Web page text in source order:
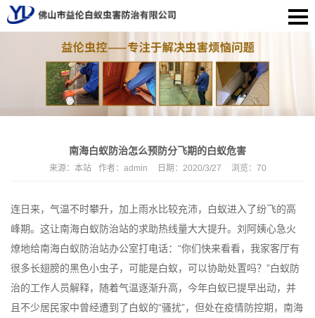
南海白蚁防治怎么预防分飞期的白蚁危害
来源： 本站 作者： admin 日期： 2020/3/27 浏览： 70
连日来，气温不时攀升，加上雨水比较充沛，白蚁进入了纷飞的高
峰期。这让南海白蚁防治站的求助热线量大大提升。刘阿姨心急火
燎地给南海白蚁防治站办公室打电话：“你们快来看看，我家客厅有
很多长翅膀的黑色小虫子，可能是白蚁，可以协助处置吗？”白蚁防
治的工作人员解释，随着气温逐渐升高，今年白蚁已提早出动，并
且不少居民家中曾经遭到了白蚁的“骚扰”，但处在疫情防控期，南海